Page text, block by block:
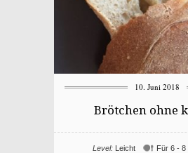
10. Juni 2018
Brötchen ohne
Für 6 - 8
Level: Leicht